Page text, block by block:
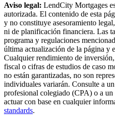
Aviso legal: LendCity Mortgages
autorizada. El contenido de esta
y no constituye asesoramiento
ni de planificación financiera. Las
programa y regulaciones
última actualización de la página y
Cualquier rendimiento de
fiscal o cifras de estudios de caso
no están garantizadas, no son
individuales variarán. Consulte a
profesional colegiado (CPA) o a
actuar con base en cualquier
standards.